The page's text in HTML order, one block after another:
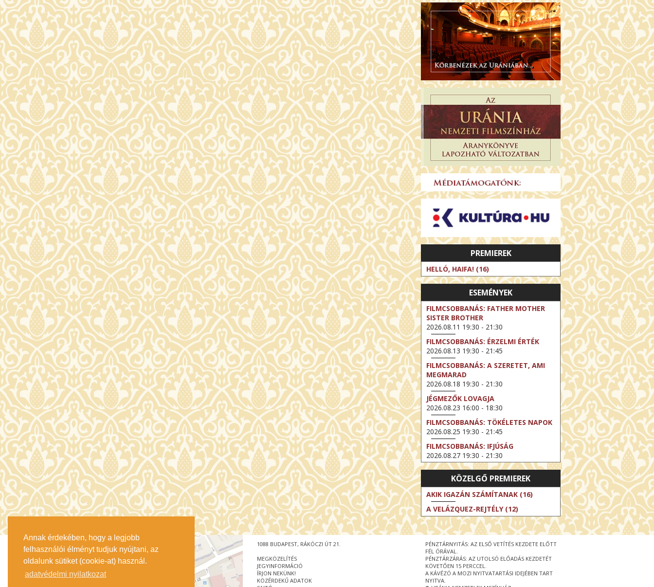
Annak érdekében, hogy a legjobb
felhasználói élményt tudjuk nyújtani, az
oldalunk sütiket (cookie-at) használ.
adatvédelmi nyilatkozat
PREMIEREK
HELLÓ, HAIFA! (16)
ESEMÉNYEK
FILMCSOBBANÁS: FATHER MOTHER
SISTER BROTHER
2026.08.11 19:30 - 21:30
FILMCSOBBANÁS: ÉRZELMI ÉRTÉK
2026.08.13 19:30 - 21:45
FILMCSOBBANÁS: A SZERETET, AMI
MEGMARAD
2026.08.18 19:30 - 21:30
JÉGMEZŐK LOVAGJA
2026.08.23 16:00 - 18:30
FILMCSOBBANÁS: TÖKÉLETES NAPOK
2026.08.25 19:30 - 21:45
FILMCSOBBANÁS: IFJÚSÁG
2026.08.27 19:30 - 21:30
EXHIBITION ON SCREEN: VINCENT
VAN GOGH - ÚJ LÁTÁSMÓD
2026.08.30 11:00 - 12:30
NT LIVE / DAVID IRELAND: THE FIFTH
STEP
2026.09.01 19:00 - 21:00
BERLIN ELESTE
2026.09.13 16:00 - 19:00
NT LIVE / OSCAR WILDE: THE
IMPORTANCE OF BEING EARNEST
2026.09.22 19:00 - 22:00
KÖZELGŐ PREMIEREK
AKIK IGAZÁN SZÁMÍTANAK (16)
A VELÁZQUEZ-REJTÉLY (12)
PÉNZTÁRNYITÁS: AZ ELSŐ VETÍTÉS KEZDETE ELŐTT
FÉL ÓRÁVAL.
PÉNZTÁRZÁRÁS: AZ UTOLSÓ ELŐADÁS KEZDETÉT
KÖVETŐEN 15 PERCCEL.
A KÁVÉZÓ A MOZI NYITVATARTÁSI IDEJÉBEN TART
NYITVA.
1088 BUDAPEST, RÁKÓCZI ÚT 21.
MEGKÖZELÍTÉS
JEGYINFORMÁCIÓ
ÍRJON NEKÜNK!
KÖZÉRDEKŰ ADATOK